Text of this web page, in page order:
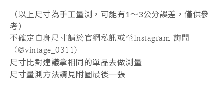
（以上尺寸為手工量測，可能有1～3公分誤差，僅供參
考）
不確定自身尺寸請於官網私訊或至Instagram 詢問
（@vintage_0311)
尺寸比對建議拿相同的單品去做測量
尺寸量測方法請見附圖最後一張